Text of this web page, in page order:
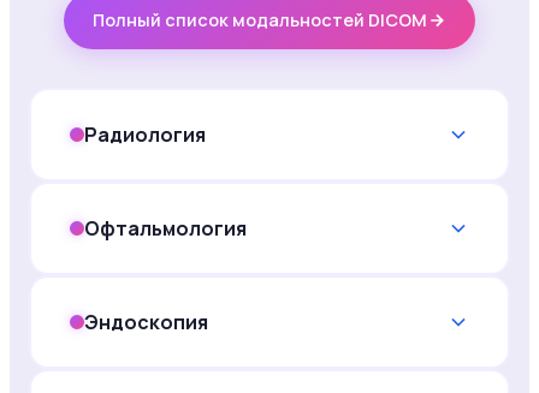
Полный список модальностей DICOM
Радиология
Офтальмология
Эндоскопия